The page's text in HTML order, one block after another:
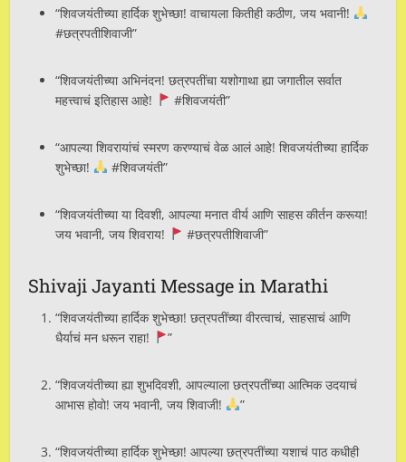
“शिवजयंतीच्या हार्दिक शुभेच्छा! वाचायला कितीही कठीण, जय भवानी!
#छत्रपतीशिवाजी”
“शिवजयंतीच्या अभिनंदन! छत्रपतींचा यशोगाथा ह्या जगातील सर्वात
महत्त्वाचं इतिहास आहे!
#शिवजयंती”
“आपल्या शिवरायांचं स्मरण करण्याचं वेळ आलं आहे! शिवजयंतीच्या हार्दिक
शुभेच्छा!
#शिवजयंती”
“शिवजयंतीच्या या दिवशी, आपल्या मनात वीर्य आणि साहस कीर्तन करूया!
जय भवानी, जय शिवराय!
#छत्रपतीशिवाजी”
Shivaji Jayanti Message in Marathi
“शिवजयंतीच्या हार्दिक शुभेच्छा! छत्रपतींच्या वीरत्वाचं, साहसाचं आणि
धैर्याचं मन धरून राहा!
”
“शिवजयंतीच्या ह्या शुभदिवशी, आपल्याला छत्रपतींच्या आत्मिक उदयाचं
आभास होवो! जय भवानी, जय शिवाजी!
”
“शिवजयंतीच्या हार्दिक शुभेच्छा! आपल्या छत्रपतींच्या यशाचं पाठ कधीही